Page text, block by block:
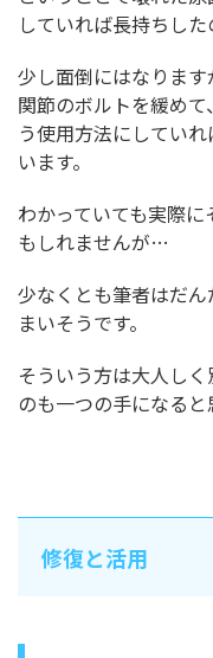
していれば長持ちした
少し面倒にはなりま
関節のボルトを緩め
う使用方法にしてい
います。
わかっていても実際
もしれませんが…
少なくとも筆者はだ
まいそうです。
そういう方は大人し
のも一つの手になると
修復と活用